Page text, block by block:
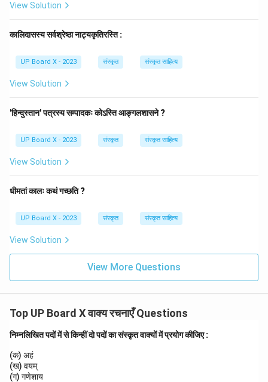
View Solution
कालिदासस्य सर्वश्रेष्ठा नाट्यकृतिरस्ति :
UP Board X - 2023 संस्कृत संस्कृत साहित्य
View Solution
'हिन्दुस्तान' पत्रस्य सम्पादकः कोऽस्ति आङ्गलशासने ?
UP Board X - 2023 संस्कृत संस्कृत साहित्य
View Solution
धीमतां कालः कथं गच्छति ?
UP Board X - 2023 संस्कृत संस्कृत साहित्य
View Solution
View More Questions
Top UP Board X वाक्य रचनाएँ Questions
निम्नलिखित पदों में से किन्हीं दो पदों का संस्कृत वाक्यों में प्रयोग कीजिए :
(क) अहं
(ख) वयम्
(ग) गणेशाय